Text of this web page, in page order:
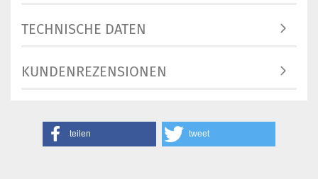
TECHNISCHE DATEN
KUNDENREZENSIONEN
teilen tweet